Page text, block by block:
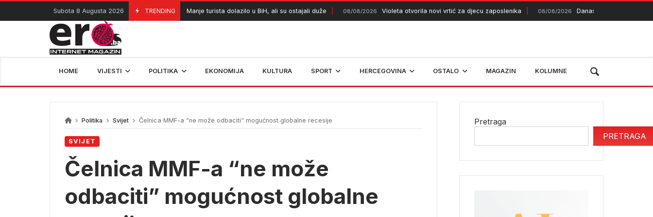
Skip
content
Subota 8 Augusta 2026 TRENDING
08/08/2026 Manje turista dolazilo u BiH, ali su ostajali duže 08/08/2026 Violeta otvorila novi vrtić za djecu zaposlenika 08/08/2026 Danas debi Alajbegovića za
HOME VIJESTI POLITIKA EKONOMIJA KULTURA SPORT HERCEGOVINA OSTALO MAGAZIN KOLUMNE
Politika Svijet Čelnica MMF-a “ne može odbaciti” mogućnost globalne recesije
SVIJET
Čelnica MMF-a “ne može
odbaciti” mogućnost globalne
Pretraga
PRETRAGA